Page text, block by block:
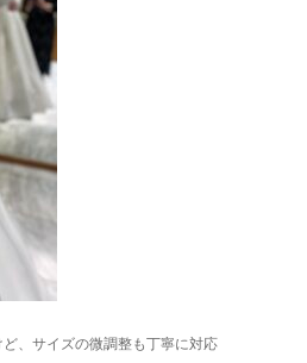
、サイズの微調整も丁寧に対応